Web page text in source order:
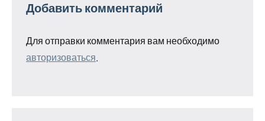
Добавить комментарий
Для отправки комментария вам необходимо
авторизоваться